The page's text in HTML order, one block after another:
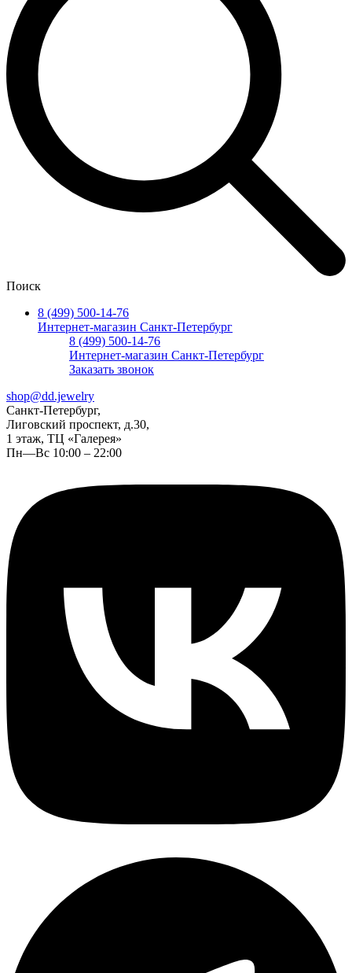
Поиск
8 (499) 500-14-76
Интернет-магазин Санкт-Петербург
8 (499) 500-14-76
Интернет-магазин Санкт-Петербург
Заказать звонок
shop@dd.jewelry
Санкт-Петербург,
Лиговский проспект, д.30,
1 этаж, ТЦ «Галерея»
Пн—Вс 10:00 – 22:00